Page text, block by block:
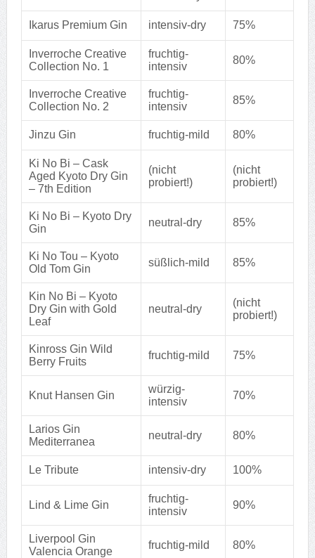
Ikarus Premium Gin intensiv-dry 75%
Inverroche Creative
Collection No. 1
fruchtig-
intensiv
80%
Inverroche Creative
Collection No. 2
fruchtig-
intensiv
85%
Jinzu Gin fruchtig-mild 80%
Ki No Bi – Cask
Aged Kyoto Dry Gin
– 7th Edition
(nicht
probiert!)
(nicht
probiert!)
Ki No Bi – Kyoto Dry
Gin
neutral-dry 85%
Ki No Tou – Kyoto
Old Tom Gin
süßlich-mild 85%
Kin No Bi – Kyoto
Dry Gin with Gold
Leaf
neutral-dry
(nicht
probiert!)
Kinross Gin Wild
Berry Fruits
fruchtig-mild 75%
Knut Hansen Gin
würzig-
intensiv
70%
Larios Gin
Mediterranea
neutral-dry 80%
Le Tribute intensiv-dry 100%
Lind & Lime Gin
fruchtig-
intensiv
90%
Liverpool Gin
Valencia Orange
fruchtig-mild 80%